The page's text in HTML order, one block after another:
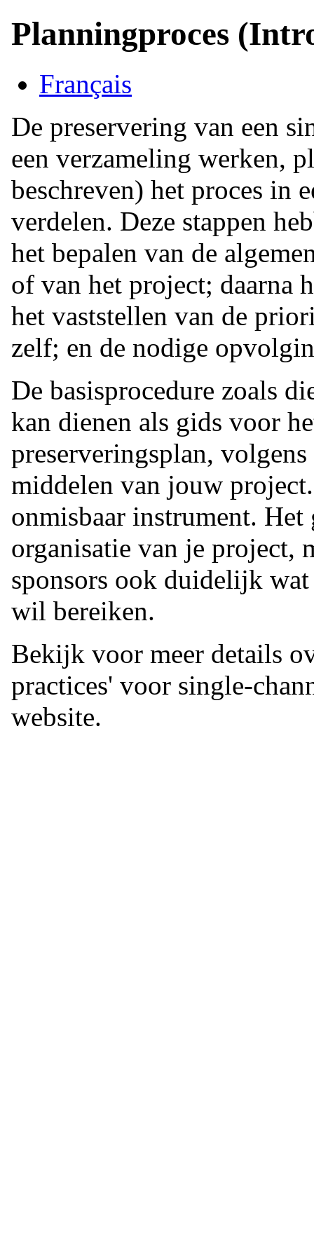
Planningproces
Français
De preservering van een
een verzameling werken,
beschreven) het proces in
verdelen. Deze stappen
het bepalen van de
of van het project; daarna
het vaststellen van de
zelf; en de nodige
De basisprocedure zoals
kan dienen als gids voor
preserveringsplan,
middelen van jouw
onmisbaar instrument. Het
organisatie van je project,
sponsors ook duidelijk
wil bereiken.
Bekijk voor meer details
practices' voor single-
website.